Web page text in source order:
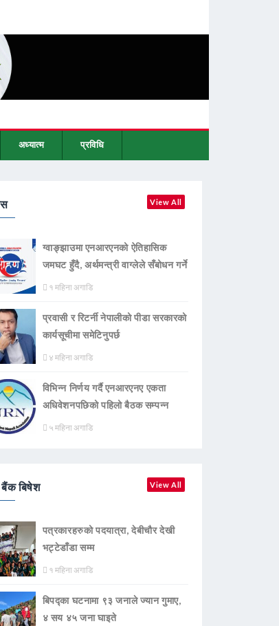
अध्यात्म प्रविधि
View All
ग्वाङ्झाउमा एनआरएनको ऐतिहासिक
जमघट हुँदै, अर्थमन्त्री वाग्लेले सँबोधन गर्ने
१ महिना अगाडि
प्रवासी र रिटर्नी नेपालीको पीडा सरकारको
कार्यसूचीमा समेटिनुपर्छ
४ महिना अगाडि
विभिन्न निर्णय गर्दै एनआरएनए एकता
अधिवेशनपछिको पहिलो बैठक सम्पन्न
५ महिना अगाडि
बिषेश View All
पत्रकारहरुको पदयात्रा, देबीचौर देखी
भट्टेडाँडा सम्म
१ महिना अगाडि
बिपद्का घटनामा ९३ जनाले ज्यान गुमाए,
४ सय ४५ जना घाइते